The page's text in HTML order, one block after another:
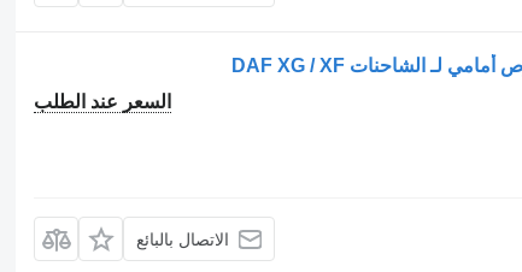
السعر عند الطلب
الاتصال بالبائع